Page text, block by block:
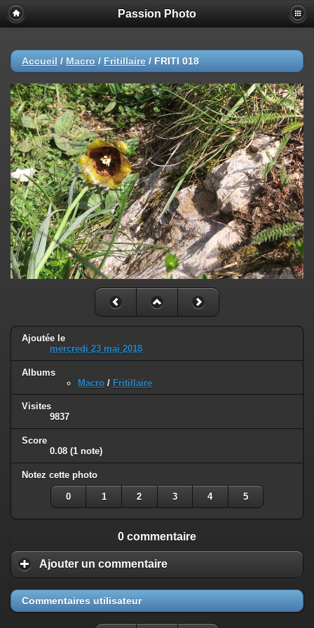
Passion Photo
Accueil / Macro / Fritillaire / FRITI 018
Ajoutée le
mercredi 23 mai 2018
Albums
Macro / Fritillaire
Visites
9837
Score
0.08 (1 note)
Notez cette photo
0 1 2 3 4 5
0 commentaire
Ajouter un commentaire
Commentaires utilisateur